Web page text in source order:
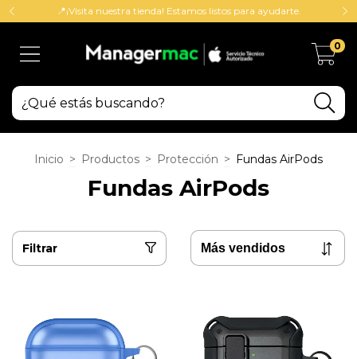
📍¡Visita nuestra tienda! Estamos listos para ayudarte.
0
Inicio > Productos > Protección > Fundas AirPods
Fundas AirPods
Filtrar